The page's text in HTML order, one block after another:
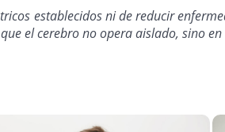
establecidos ni de reducir
el cerebro no opera aislado, sino